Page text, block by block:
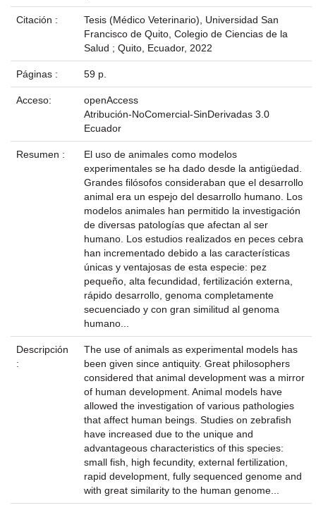
Citación :
Tesis (Médico Veterinario), Universidad San
Francisco de Quito, Colegio de Ciencias de la
Salud ; Quito, Ecuador, 2022
Páginas : 59 p.
Acceso:
openAccess
Atribución-NoComercial-SinDerivadas 3.0
Ecuador
Resumen :
El uso de animales como modelos
experimentales se ha dado desde la antigüedad.
Grandes filósofos consideraban que el desarrollo
animal era un espejo del desarrollo humano. Los
modelos animales han permitido la investigación
de diversas patologías que afectan al ser
humano. Los estudios realizados en peces cebra
han incrementado debido a las características
únicas y ventajosas de esta especie: pez
pequeño, alta fecundidad, fertilización externa,
rápido desarrollo, genoma completamente
secuenciado y con gran similitud al genoma
humano...
Descripción
:
The use of animals as experimental models has
been given since antiquity. Great philosophers
considered that animal development was a mirror
of human development. Animal models have
allowed the investigation of various pathologies
that affect human beings. Studies on zebrafish
have increased due to the unique and
advantageous characteristics of this species:
small fish, high fecundity, external fertilization,
rapid development, fully sequenced genome and
with great similarity to the human genome...